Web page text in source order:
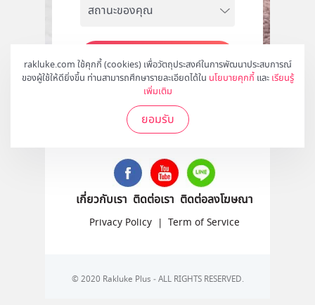
rakluke.com ใช้คุกกี้ (cookies) เพื่อวัตถุประสงค์ในการพัฒนาประสบการณ์
ของผู้ใช้ให้ดียิ่งขึ้น ท่านสามารถศึกษารายละเอียดได้ใน นโยบายคุกกี้ และ เรียนรู้
เพิ่มเติม
ยอมรับ
สมัคร
ติดตามเราได้ที่
เกี่ยวกับเรา ติดต่อเรา ติดต่อลงโฆษณา
Privacy Policy | Term of Service
© 2020 Rakluke Plus - ALL RIGHTS RESERVED.